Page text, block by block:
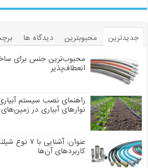
جدیدترین محبوبترین دیدگاه ها
محبوب‌ترین جنس برای
انعطاف‌پذیر
راهنمای نصب سیستم
نوارهای آبیاری در
عنوان:
کاربردهای آن‌ها